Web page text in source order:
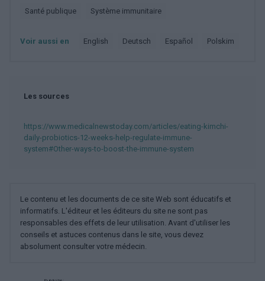
Santé publique Système immunitaire
Voir aussi en english deutsch español polskim
Les sources
https://www.medicalnewstoday.com/articles/eating-kimchi-
daily-probiotics-12-weeks-help-regulate-immune-
system#Other-ways-to-boost-the-immune-system
Le contenu et les documents de ce site Web sont éducatifs et
informatifs. L'éditeur et les éditeurs du site ne sont pas
responsables des effets de leur utilisation. Avant d'utiliser les
conseils et astuces contenus dans le site, vous devez
absolument consulter votre médecin.